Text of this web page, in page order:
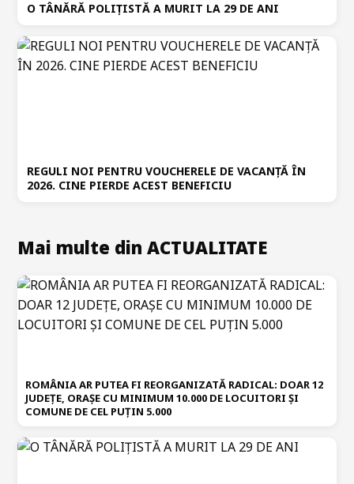
O TÂNĂRĂ POLIȚISTĂ A MURIT LA 29 DE ANI
REGULI NOI PENTRU VOUCHERELE DE VACANȚĂ ÎN
2026. CINE PIERDE ACEST BENEFICIU
Mai multe din ACTUALITATE
ROMÂNIA AR PUTEA FI REORGANIZATĂ RADICAL: DOAR 12
JUDEȚE, ORAȘE CU MINIMUM 10.000 DE LOCUITORI ȘI
COMUNE DE CEL PUȚIN 5.000